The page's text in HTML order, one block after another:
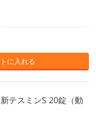
に入れる
テスミンS 20錠（動